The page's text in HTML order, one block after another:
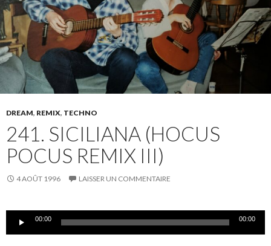
DREAM, REMIX, TECHNO
241. SICILIANA (HOCUS
POCUS REMIX III)
4 AOÛT 1996 LAISSER UN COMMENTAIRE
Lecteur00:00 00:00